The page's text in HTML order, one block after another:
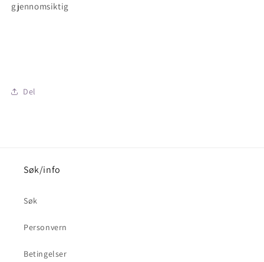
gjennomsiktig
Del
Søk/info
Søk
Personvern
Betingelser